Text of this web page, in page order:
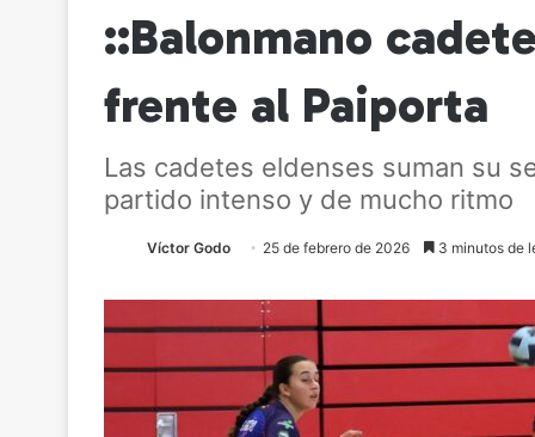
::Balonmano
frente al Paiporta
Las cadetes eldenses suman su
partido intenso y de mucho ritmo
Víctor Godo 25 de febrero de 2026 3 minutos de